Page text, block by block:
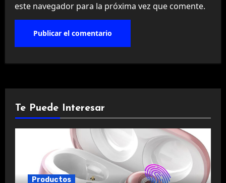
este navegador para la próxima vez que comente.
Te Puede Interesar
Productos